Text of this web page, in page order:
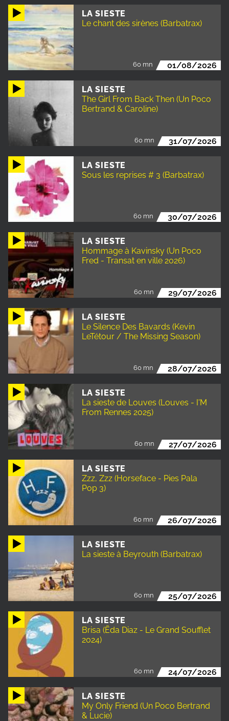
LA SIESTE
Le chant des sirènes (Barbatrax)
60 mn 01/08/2026
LA SIESTE
The Girl From Back Then (Un Poco
Bertrand & Caroline)
60 mn 31/07/2026
LA SIESTE
Sous les reprises # 3 (Barbatrax)
60 mn 30/07/2026
LA SIESTE
Hommage à Kavinsky (Un Poco
Fred - Transat en ville 2026)
60 mn 29/07/2026
LA SIESTE
Le Silence Des Bavards (Kevin
LeTétour / The Missing Season)
60 mn 28/07/2026
LA SIESTE
La sieste de Louves (Louves - I'M
From Rennes 2025)
60 mn 27/07/2026
LA SIESTE
Zzz, Zzz (Horseface - Pies Pala
Pop 3)
60 mn 26/07/2026
LA SIESTE
La sieste à Beyrouth (Barbatrax)
60 mn 25/07/2026
LA SIESTE
Brisa (Ëda Diaz - Le Grand Soufflet
2024)
60 mn 24/07/2026
LA SIESTE
My Only Friend (Un Poco Bertrand
& Lucie)